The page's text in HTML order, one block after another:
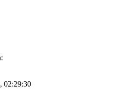
02:29:30